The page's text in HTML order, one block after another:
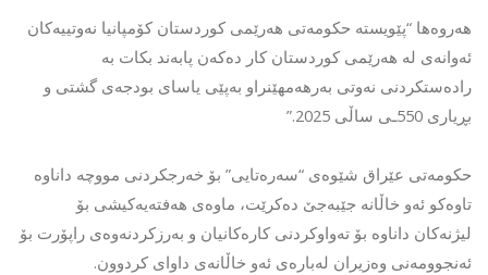
هەروەها “پێویستە حکومەتی هەرێمی کوردستان کۆمپانیا نەوتییەکان
ئەوانەی لە هەرێمی کوردستان کار دەکەن پابەند بکات بە
رادەستکردنی نەوتی بەرهەمهێنراو بەپێی یاسای بودجەی گشتی و
بڕیاری 550ـی ساڵی 2025.”
حکومەتی عێراق شێوەی “سەرەتایی” بۆ خەرجکردنی مووچە داناوە
تاوەکو ئەو خاڵانە جێبەجێ دەکرێت، ماوەی هەفتەیەکیشی بۆ
لیژنەکان داناوە بۆ تەواوکردنی کارەکانیان و بەرزکردنەوەی راپۆرت بۆ
ئەنجوومەنی وەزیران لەبارەی ئەو خاڵانەی داوای کردوون.